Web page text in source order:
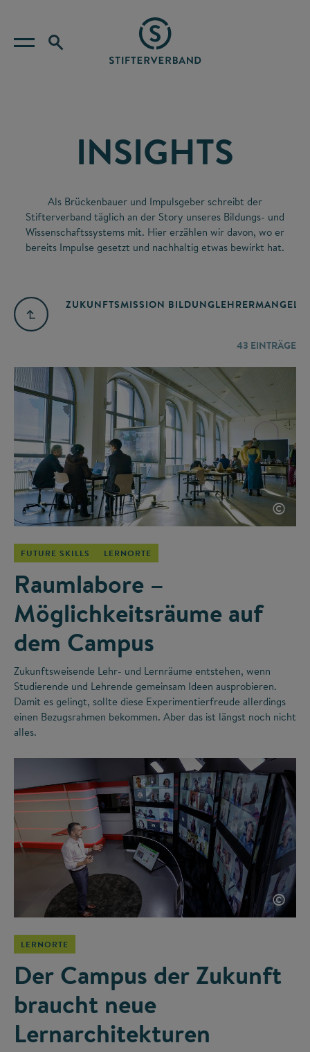
INSIGHTS
Als Brückenbauer und Impulsgeber schreibt der
Stifterverband täglich an der Story unseres Bildungs- und
Wissenschaftssystems mit. Hier erzählen wir davon, wo er
bereits Impulse gesetzt und nachhaltig etwas bewirkt hat.
ZUKUNFTSMISSION BILDUNGLEHRERMANGEL
43 EINTRÄGE
©
FUTURE SKILLS LERNORTE
Raumlabore –
Möglichkeitsräume auf
dem Campus
Zukunftsweisende Lehr- und Lernräume entstehen, wenn
Studierende und Lehrende gemeinsam Ideen ausprobieren.
Damit es gelingt, sollte diese Experimentierfreude allerdings
einen Bezugsrahmen bekommen. Aber das ist längst noch nicht
alles.
©
LERNORTE
Der Campus der Zukunft
braucht neue
Lernarchitekturen